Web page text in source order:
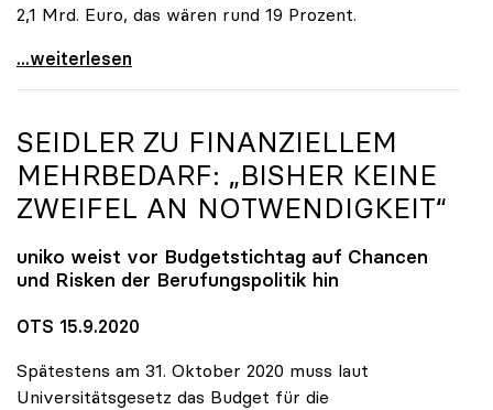
2,1 Mrd. Euro, das wären rund 19 Prozent.
Uni-Budget: Ringen um Finanzen ab 2022
...weiterlesen
SEIDLER ZU FINANZIELLEM
MEHRBEDARF: „BISHER KEINE
ZWEIFEL AN NOTWENDIGKEIT“
uniko weist vor Budgetstichtag auf Chancen
und Risken der Berufungspolitik hin
OTS 15.9.2020
Spätestens am 31. Oktober 2020 muss laut
Universitätsgesetz das Budget für die